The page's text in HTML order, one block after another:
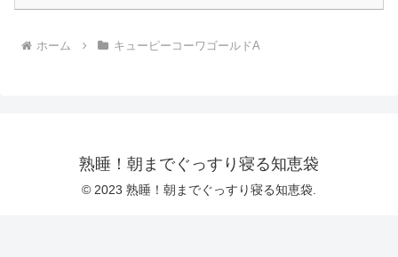
ホーム キューピーコーワゴールドA
熟睡！朝までぐっすり寝る知恵袋
© 2023 熟睡！朝までぐっすり寝る知恵袋.